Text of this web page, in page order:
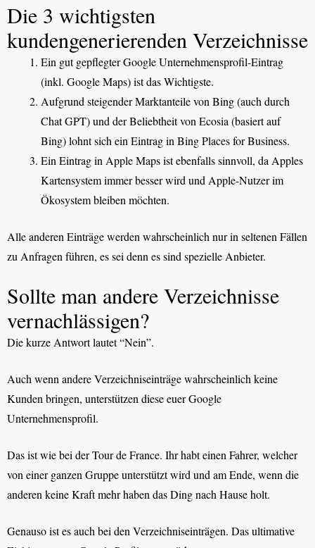
Die 3 wichtigsten
kundengenerierenden Verzeichnisse
Ein gut gepflegter Google Unternehmensprofil-Eintrag
(inkl. Google Maps) ist das Wichtigste.
Aufgrund steigender Marktanteile von Bing (auch durch
Chat GPT) und der Beliebtheit von Ecosia (basiert auf
Bing) lohnt sich ein Eintrag in Bing Places for Business.
Ein Eintrag in Apple Maps ist ebenfalls sinnvoll, da Apples
Kartensystem immer besser wird und Apple-Nutzer im
Ökosystem bleiben möchten.
Alle anderen Einträge werden wahrscheinlich nur in seltenen Fällen
zu Anfragen führen, es sei denn es sind spezielle Anbieter.
Sollte man andere Verzeichnisse
vernachlässigen?
Die kurze Antwort lautet “Nein”.
Auch wenn andere Verzeichniseinträge wahrscheinlich keine
Kunden bringen, unterstützen diese euer Google
Unternehmensprofil.
Das ist wie bei der Tour de France. Ihr habt einen Fahrer, welcher
von einer ganzen Gruppe unterstützt wird und am Ende, wenn die
anderen keine Kraft mehr haben das Ding nach Hause holt.
Genauso ist es auch bei den Verzeichniseinträgen. Das ultimative